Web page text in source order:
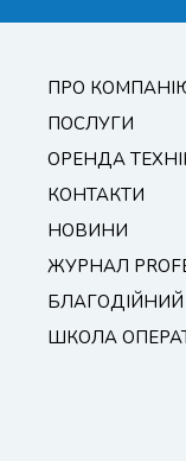
ПРО
ПОСЛУГИ
ОРЕНДА
КОНТАКТИ
НОВИНИ
ЖУРНАЛ
ШКОЛА